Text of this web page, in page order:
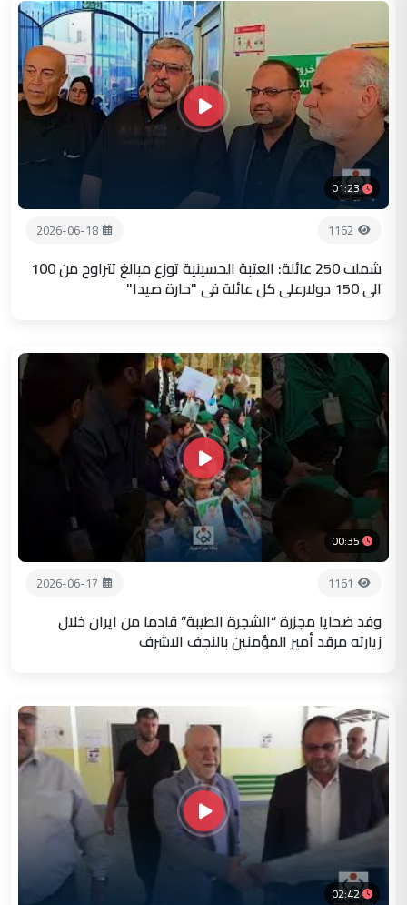
01:23
1162
2026-06-18
شملت 250 عائلة: العتبة الحسينية توزع مبالغ تتراوح من 100
الى 150 دولارعلى كل عائلة في "حارة صيدا"
00:35
1161
2026-06-17
وفد ضحايا مجزرة “الشجرة الطيبة” قادما من ايران خلال
زيارته مرقد أمير المؤمنين بالنجف الاشرف
02:42